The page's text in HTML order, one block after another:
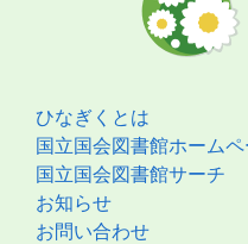
ひなぎくとは
国立国会図書館ホームペ
国立国会図書館サーチ
お知らせ
お問い合わせ